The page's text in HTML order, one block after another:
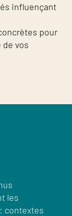
influençant
pour
vos
les
contextes